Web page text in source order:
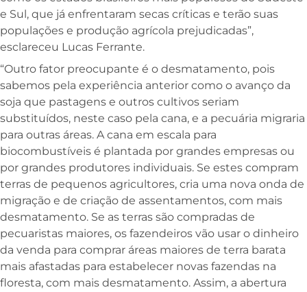
e Sul, que já enfrentaram secas críticas e terão suas
populações e produção agrícola prejudicadas”,
esclareceu Lucas Ferrante.
“Outro fator preocupante é o desmatamento, pois
sabemos pela experiência anterior como o avanço da
soja que pastagens e outros cultivos seriam
substituídos, neste caso pela cana, e a pecuária migraria
para outras áreas. A cana em escala para
biocombustíveis é plantada por grandes empresas ou
por grandes produtores individuais. Se estes compram
terras de pequenos agricultores, cria uma nova onda de
migração e de criação de assentamentos, com mais
desmatamento. Se as terras são compradas de
pecuaristas maiores, os fazendeiros vão usar o dinheiro
da venda para comprar áreas maiores de terra barata
mais afastadas para estabelecer novas fazendas na
floresta, com mais desmatamento. Assim, a abertura